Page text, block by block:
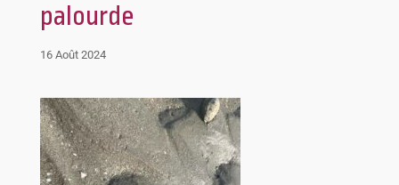
palourde
16 Août 2024